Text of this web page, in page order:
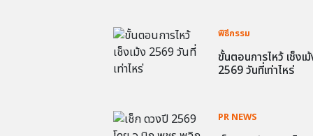
พิธีกรรม
ขั้นตอนการไหว้ เช็งเ
2569 วันที่เท่าไหร่
PR NEWS